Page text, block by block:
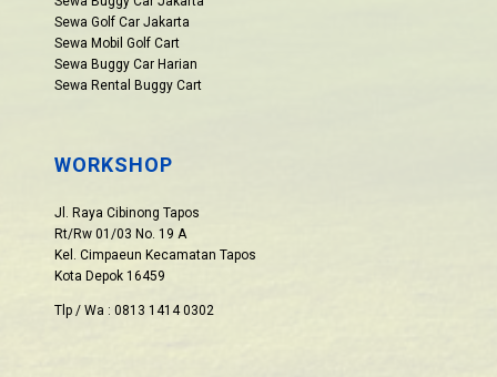
Sewa Golf Car Jakarta
Sewa Mobil Golf Cart
Sewa Buggy Car Harian
Sewa Rental Buggy Cart
WORKSHOP
Jl. Raya Cibinong Tapos
Rt/Rw 01/03 No. 19 A
Kel. Cimpaeun Kecamatan Tapos
Kota Depok 16459
Tlp / Wa : 0813 1414 0302